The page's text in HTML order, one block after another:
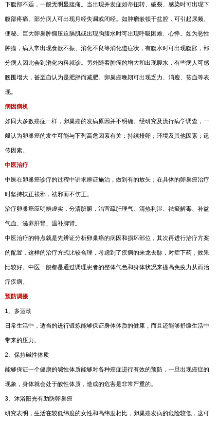
下腹部不适，一般无明显腹痛。当出现并发症如蒂扭转、破裂、感染时可出现下
腹部疼痛。部分病人可出现月经失调或闭经。如肿瘤嵌顿于盆腔，可引起尿频、
便秘。巨大卵巢肿瘤压迫膈肌或出现胸腹水时可出现呼吸困难、心悸。如为恶性
肿瘤，病人常出现食欲不振、消化不良等消化道症状，有腹水时可出现腹胀，部
分病人因此会到消化内科就诊。另外随着肿瘤的增大和出现腹水，有些病人可感
腰围增大，甚至自认为是肥胖而减肥。卵巢癌晚期可出现乏力、消瘦、贫血等表
现。
病因病机
如同大多数癌症一样，卵巢癌的发病原因并不明确。经研究及流行病学调查，一
般认为卵巢癌的发生可能与下列高危因素有关：持续排卵；环境及其他因素；遗
传因素。
中医治疗
中医在卵巢癌诊疗的过程中讲求辨证施治，做到有的放矢；在具体的卵巢癌治疗
时坚持扶正祛邪，祛邪而不伤正。
治疗卵巢癌应明辨虚实，分清脏腑，治宜疏肝理气、清热利湿、祛瘀解毒、补益
气血、滋养肝肾、温补脾肾。
中医治疗的特点就是先辨证分析卵巢癌的病因和损坏部位，其次再进行治疗方案
的配置，这样的治疗方式比较合理，考虑到了疾病的来龙去脉，对症下药，效果
比较好。中医一般都是通过调理患者的整体气色和身体状况来提高免疫力从而治
疗疾病。
预防调摄
1、多运动
日常生活中，适当的进行锻炼能够保证身体体质的健康，而且还能够舒缓生活中
带来的压力。
2、保持碱性体质
能够保证一个健康的碱性体质能够对各种癌症进行有效的预防，一旦出现癌症的
现象，身体就会处于酸性体质，造成的危害是非常严重的。
3、沐浴阳光有助防卵巢癌
研究表明，生活在较低纬度的女性和高纬度相比，卵巢癌发病的危险较低，这可